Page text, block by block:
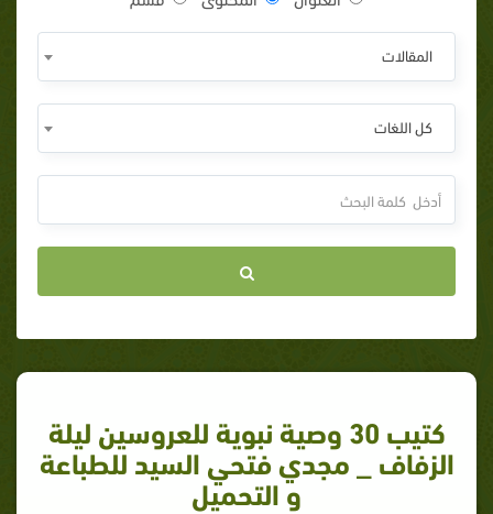
المقالات
كل اللغات
كتيب 30 وصية نبوية للعروسين ليلة
الزفاف _ مجدي فتحي السيد للطباعة
و التحميل